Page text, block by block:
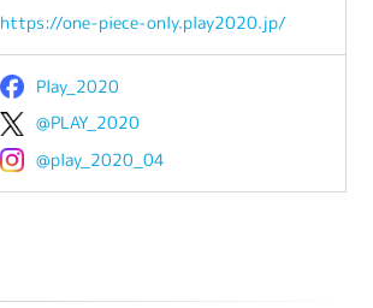
https://one-piece-only.play2020.jp/
Play_2020
@PLAY_2020
@play_2020_04